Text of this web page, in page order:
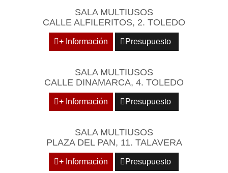
SALA MULTIUSOS
CALLE ALFILERITOS, 2. TOLEDO
+ Información Presupuesto
SALA MULTIUSOS
CALLE DINAMARCA, 4. TOLEDO
+ Información Presupuesto
SALA MULTIUSOS
PLAZA DEL PAN, 11. TALAVERA
+ Información Presupuesto